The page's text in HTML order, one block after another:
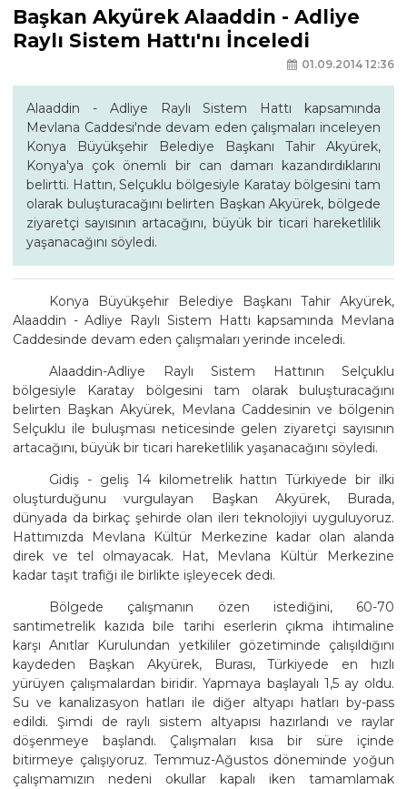
Başkan Akyürek Alaaddin - Adliye
Raylı Sistem Hattı'nı İnceledi
01.09.2014 12:36
Alaaddin - Adliye Raylı Sistem Hattı kapsamında
Mevlana Caddesi'nde devam eden çalışmaları inceleyen
Konya Büyükşehir Belediye Başkanı Tahir Akyürek,
Konya'ya çok önemli bir can damarı kazandırdıklarını
belirtti. Hattın, Selçuklu bölgesiyle Karatay bölgesini tam
olarak buluşturacağını belirten Başkan Akyürek, bölgede
ziyaretçi sayısının artacağını, büyük bir ticari hareketlilik
yaşanacağını söyledi.
Konya Büyükşehir Belediye Başkanı Tahir Akyürek,
Alaaddin - Adliye Raylı Sistem Hattı kapsamında Mevlana
Caddesinde devam eden çalışmaları yerinde inceledi.
Alaaddin-Adliye Raylı Sistem Hattının Selçuklu
bölgesiyle Karatay bölgesini tam olarak buluşturacağını
belirten Başkan Akyürek, Mevlana Caddesinin ve bölgenin
Selçuklu ile buluşması neticesinde gelen ziyaretçi sayısının
artacağını, büyük bir ticari hareketlilik yaşanacağını söyledi.
Gidiş - geliş 14 kilometrelik hattın Türkiyede bir ilki
oluşturduğunu vurgulayan Başkan Akyürek, Burada,
dünyada da birkaç şehirde olan ileri teknolojiyi uyguluyoruz.
Hattımızda Mevlana Kültür Merkezine kadar olan alanda
direk ve tel olmayacak. Hat, Mevlana Kültür Merkezine
kadar taşıt trafiği ile birlikte işleyecek dedi.
Bölgede çalışmanın özen istediğini, 60-70
santimetrelik kazıda bile tarihi eserlerin çıkma ihtimaline
karşı Anıtlar Kurulundan yetkililer gözetiminde çalışıldığını
kaydeden Başkan Akyürek, Burası, Türkiyede en hızlı
yürüyen çalışmalardan biridir. Yapmaya başlayalı 1,5 ay oldu.
Su ve kanalizasyon hatları ile diğer altyapı hatları by-pass
edildi. Şimdi de raylı sistem altyapısı hazırlandı ve raylar
döşenmeye başlandı. Çalışmaları kısa bir süre içinde
bitirmeye çalışıyoruz. Temmuz-Ağustos döneminde yoğun
çalışmamızın nedeni okullar kapalı iken tamamlamak